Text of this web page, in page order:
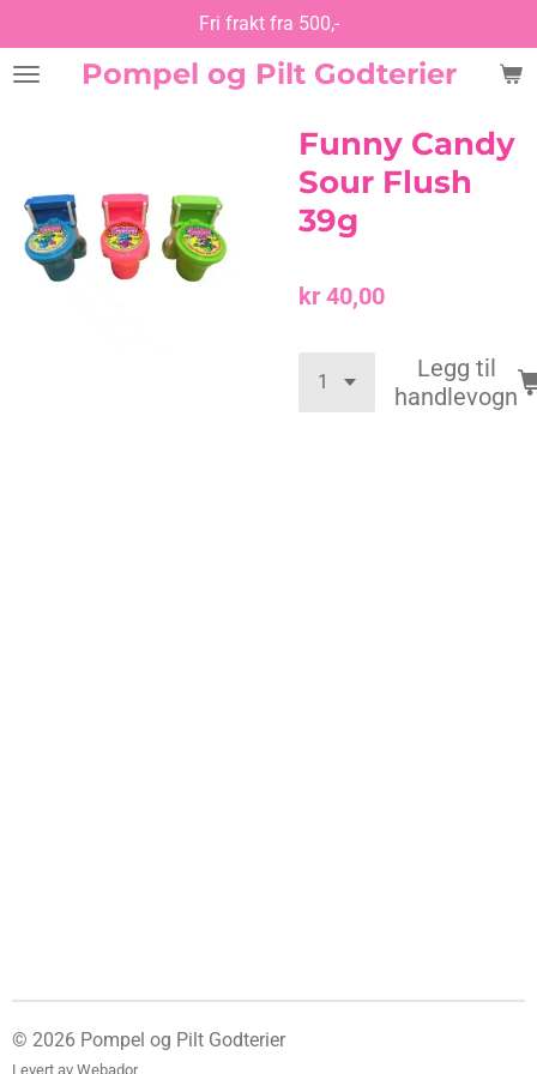
til
hovedinnholdPompel og Pilt Godterier
Fri frakt fra 500,-
Funny Candy
Sour Flush
39g
kr 40,00
Legg til
handlevogn
© 2026 Pompel og Pilt Godterier
Levert av Webador